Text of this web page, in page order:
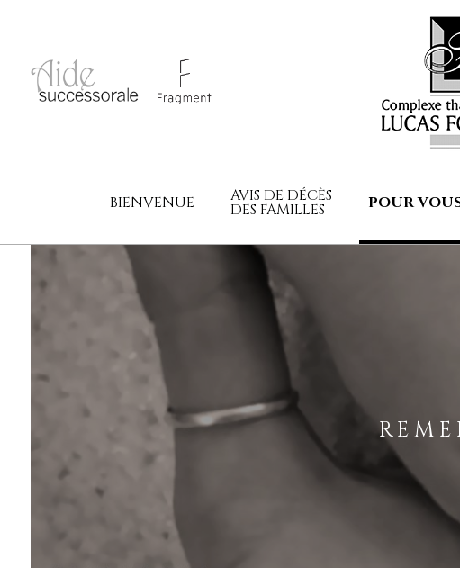
BIENVENUE AVIS DE DÉCÈS
DES FAMILLES POUR